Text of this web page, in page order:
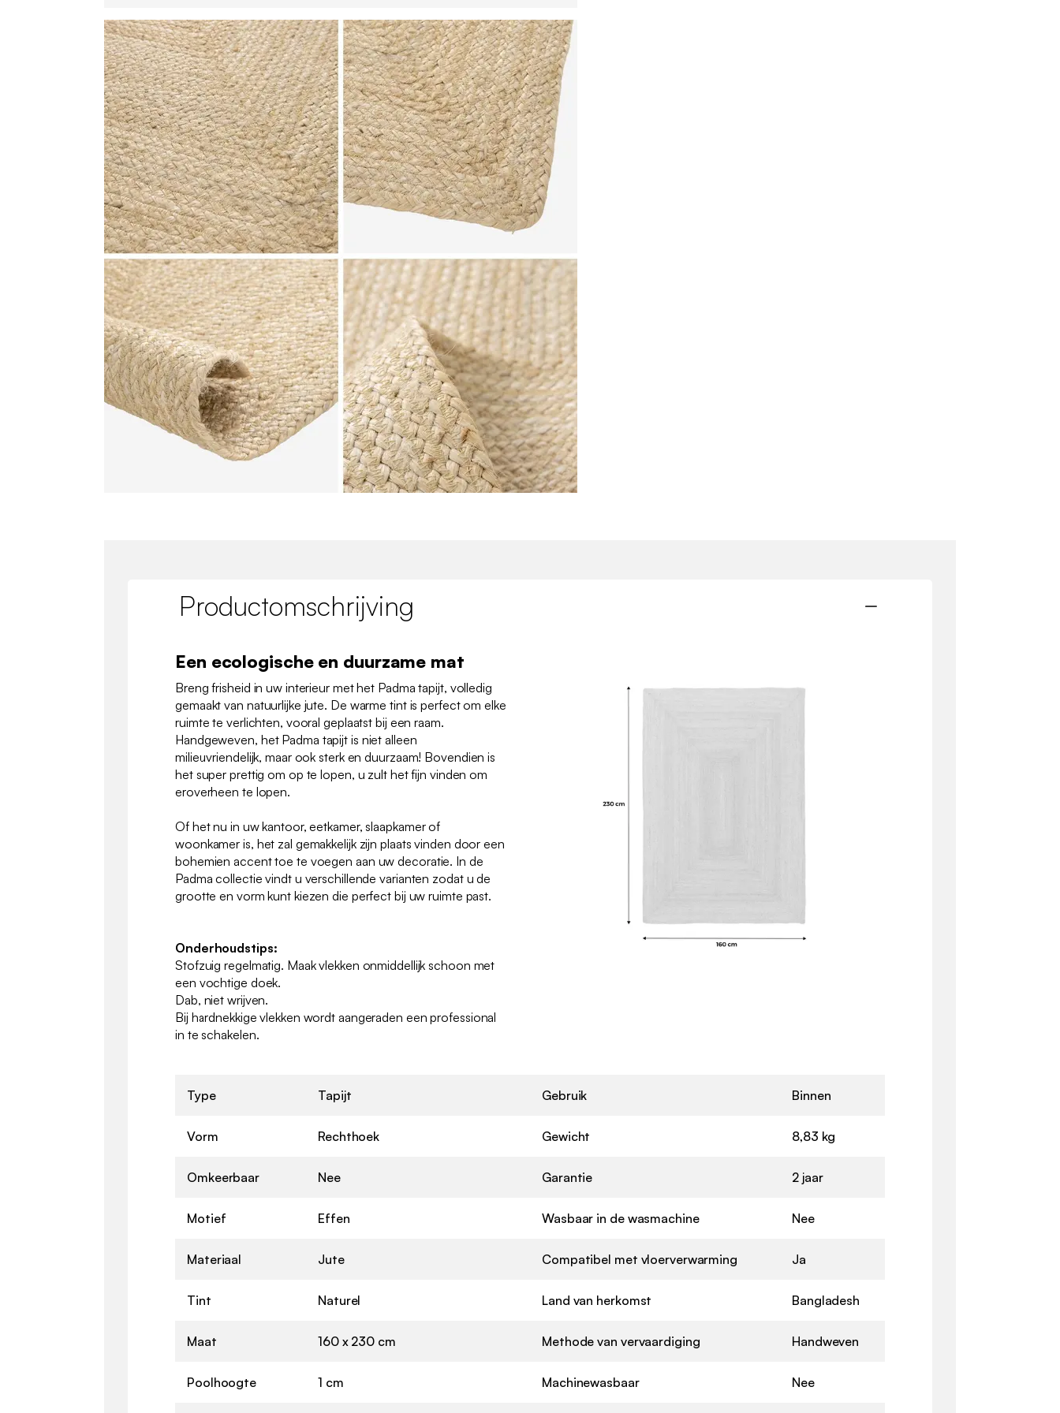
Productomschrijving
Een ecologische en duurzame mat
Breng frisheid in uw interieur met het Padma tapijt, volledig
gemaakt van natuurlijke jute. De warme tint is perfect om elke
ruimte te verlichten, vooral geplaatst bij een raam.
Handgeweven, het Padma tapijt is niet alleen
milieuvriendelijk, maar ook sterk en duurzaam! Bovendien is
het super prettig om op te lopen, u zult het fijn vinden om
eroverheen te lopen.
Of het nu in uw kantoor, eetkamer, slaapkamer of
woonkamer is, het zal gemakkelijk zijn plaats vinden door een
bohemien accent toe te voegen aan uw decoratie. In de
Padma collectie vindt u verschillende varianten zodat u de
grootte en vorm kunt kiezen die perfect bij uw ruimte past.
Onderhoudstips:
Stofzuig regelmatig. Maak vlekken onmiddellijk schoon met
een vochtige doek.
Dab, niet wrijven.
Bij hardnekkige vlekken wordt aangeraden een professional
in te schakelen.
Type Tapijt
Vorm Rechthoek
Omkeerbaar Nee
Motief Effen
Materiaal Jute
Tint Naturel
Maat 160 x 230 cm
Poolhoogte 1 cm
Gebruik Binnen
Gewicht 8,83 kg
Garantie 2 jaar
Wasbaar in de wasmachine Nee
Compatibel met vloerverwarming Ja
Land van herkomst Bangladesh
Methode van vervaardiging Handweven
Machinewasbaar Nee